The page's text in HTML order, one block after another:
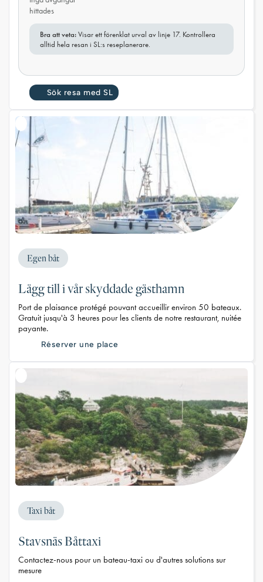
hittades
Bra att veta: Visar ett förenklat urval av linje 17. Kontrollera
alltid hela resan i SL:s reseplanerare.
Sök resa med SL
Egen båt
Lägg till i vår skyddade gästhamn
Port de plaisance protégé pouvant accueillir environ 50 bateaux.
Gratuit jusqu'à 3 heures pour les clients de notre restaurant, nuitée
payante.
Réserver une place
Taxi båt
Stavsnäs Båttaxi
Contactez-nous pour un bateau-taxi ou d'autres solutions sur
mesure